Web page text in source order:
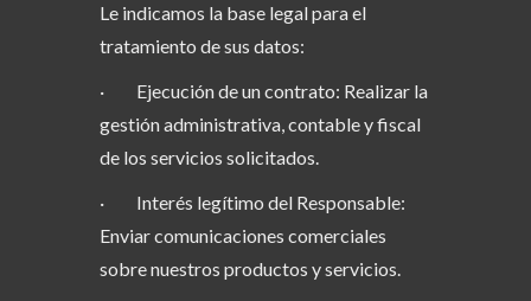
Le indicamos la base legal para el
tratamiento de sus datos:
· Ejecución de un contrato: Realizar la
gestión administrativa, contable y fiscal
de los servicios solicitados.
· Interés legítimo del Responsable:
Enviar comunicaciones comerciales
sobre nuestros productos y servicios.